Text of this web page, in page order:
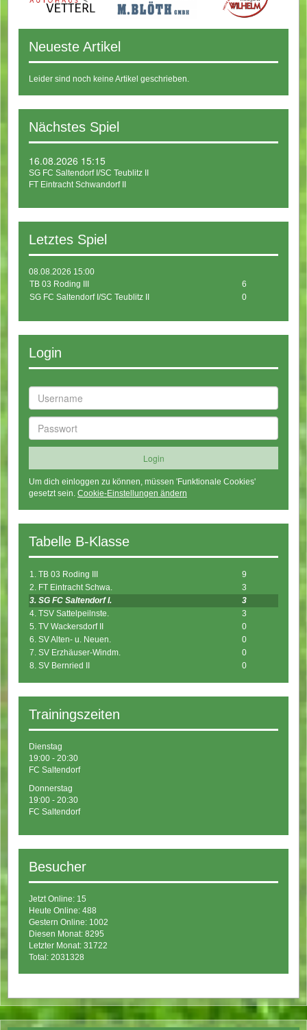
Neueste Artikel
Leider sind noch keine Artikel geschrieben.
Nächstes Spiel
16.08.2026 15:15
SG FC Saltendorf I/SC Teublitz II
FT Eintracht Schwandorf II
Letztes Spiel
08.08.2026 15:00
TB 03 Roding III
6
SG FC Saltendorf I/SC Teublitz II
0
Login
Um dich einloggen zu können, müssen 'Funktionale Cookies'
gesetzt sein. Cookie-Einstellungen ändern
Tabelle B-Klasse
1. TB 03 Roding III
9
2. FT Eintracht Schwa.
3
3. SG FC Saltendorf I.
3
4. TSV Sattelpeilnste.
3
5. TV Wackersdorf II
0
6. SV Alten- u. Neuen.
0
7. SV Erzhäuser-Windm.
0
8. SV Bernried II
0
Trainingszeiten
Dienstag
19:00 - 20:30
FC Saltendorf
Donnerstag
19:00 - 20:30
FC Saltendorf
Besucher
Jetzt Online: 15
Heute Online: 488
Gestern Online: 1002
Diesen Monat: 8295
Letzter Monat: 31722
Total: 2031328